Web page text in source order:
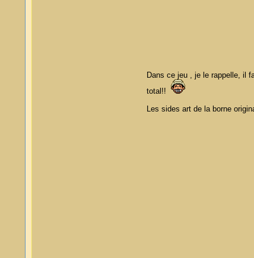
Dans ce jeu , je le rappelle, il
total!!
Les sides art de la borne